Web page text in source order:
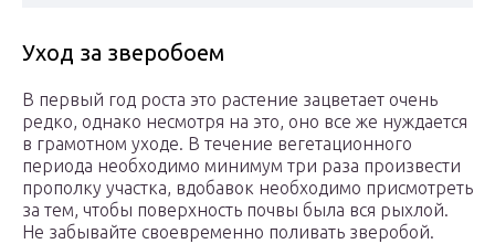
Уход за зверобоем
В первый год роста это растение зацветает очень
редко, однако несмотря на это, оно все же нуждается
в грамотном уходе. В течение вегетационного
периода необходимо минимум три раза произвести
прополку участка, вдобавок необходимо присмотреть
за тем, чтобы поверхность почвы была вся рыхлой.
Не забывайте своевременно поливать зверобой.